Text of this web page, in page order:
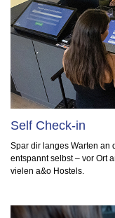
Self Check-in
Spar dir langes Warten an
entspannt selbst – vor Ort
vielen a&o Hostels.